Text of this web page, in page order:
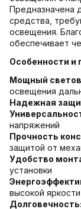
Предназначена
средства,
освещения.
обеспечивает
Особенности и
Мощный
освещения
Надежная
напряжений
Прочность
защитой от
Удобство
установки
высокой яркости
Долговечность: